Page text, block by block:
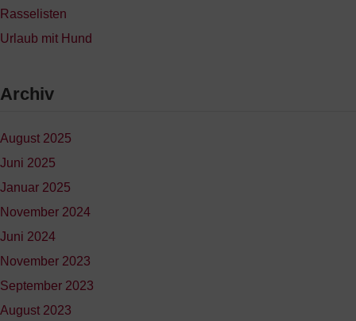
Rasselisten
Urlaub mit Hund
Archiv
August 2025
Juni 2025
Januar 2025
November 2024
Juni 2024
November 2023
September 2023
August 2023